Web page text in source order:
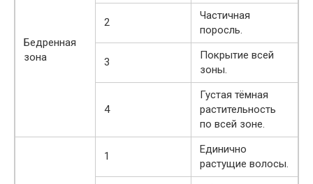
Бедренная
зона
2
Частичная
поросль.
3
Покрытие всей
зоны.
4
Густая тёмная
растительность
по всей зоне.
1
Единично
растущие волосы.